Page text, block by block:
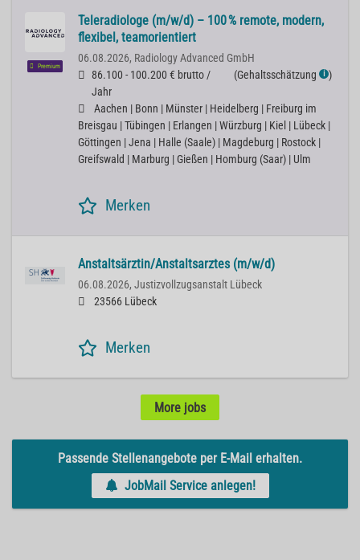
Premium
Teleradiologe (m/w/d) – 100 % remote, modern,
flexibel, teamorientiert
06.08.2026, Radiology Advanced GmbH
86.100 - 100.200 € brutto /
Jahr
(Gehaltsschätzung ℹ )
Aachen | Bonn | Münster | Heidelberg | Freiburg im
Breisgau | Tübingen | Erlangen | Würzburg | Kiel | Lübeck |
Göttingen | Jena | Halle (Saale) | Magdeburg | Rostock |
Greifswald | Marburg | Gießen | Homburg (Saar) | Ulm
Merken
Anstaltsärztin/Anstaltsarztes (m/w/d)
06.08.2026, Justizvollzugsanstalt Lübeck
23566 Lübeck
Merken
More jobs
Passende Stellenangebote per E-Mail erhalten.
JobMail Service anlegen!